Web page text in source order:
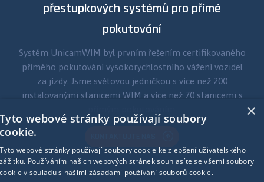
přestupkových systémů pro přímé
pokutování
Systém UnicamWIM byl prvním řešením certifikovaného
přímého pokutování vysokorychlostního vážení vozidel
za jízdy. Jsme světovou jedničkou s více než 200
instalovanými stanicemi WIM a více než 70 stanicemi s
×
Tyto webové stránky používají soubory
cookie.
Tyto webové stránky používají soubory cookie ke zlepšení uživatelského
zážitku. Používáním našich webových stránek souhlasíte se všemi soubory
cookie v souladu s našimi zásadami používání souborů cookie.